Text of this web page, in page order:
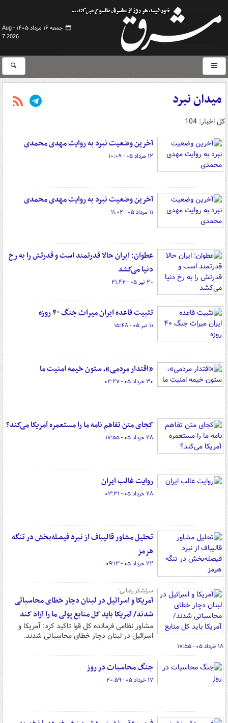
جمعه ۱۶ مرداد ۱۴۰۵ -
Aug
7 2026
میدان نبرد
کل اخبار: 104
آخرین وضعیت نبرد به روایت مهدی محمدی
۱۲ مرداد ۰۵ - ۱۰:۰۸
آخرین وضعیت نبرد به روایت مهدی محمدی
۱۱ مرداد ۰۵ - ۱۱:۰۲
عطوان: ایران حالا قدرتمند است و قدرتش را به رخ
دنیا می‌کشد
۲۰ تیر ۰۵ - ۲۱:۴۲
تثبیت قاعده ایران میراث جنگ ۴۰ روزه
۱۱ تیر ۰۵ - ۱۵:۴۸
«اقتدار مردمی»، ستون خیمه‌ امنیت ما
۳۰ خرداد ۰۵ - ۰۲:۲۷
کجای متن تفاهم نامه ما را مستعمره آمریکا می‌کند؟
۲۸ خرداد ۰۵ - ۱۷:۵۵
روایت غالب ایران
۲۸ خرداد ۰۵ - ۰۳:۳۱
تحلیل مشاور قالیباف از نبرد فیصله‌بخش در تنگه
هرمز
۲۲ خرداد ۰۵ - ۰۹:۱۳
سرلشکر رضایی:
آمریکا و اسرائیل در لبنان دچار خطای محاسباتی
شدند/ آمریکا باید کل منابع پولی ما را آزاد کند
مشاور نظامی فرمانده کل قوا تاکید کرد: آمریکا و
اسرائیل در لبنان دچار خطای محاسباتی شدند.
۱۸ خرداد ۰۵ - ۱۷:۵۵
جنگ محاسبات در روز
۱۷ خرداد ۰۵ - ۲۰:۵۹